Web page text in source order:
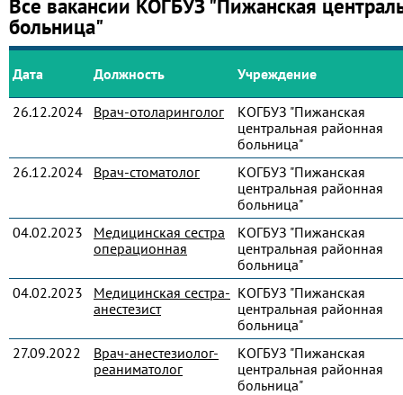
Все вакансии КОГБУЗ "Пижанская
больница"
Дата Должность Учреждение
26.12.2024 Врач-отоларинголог
КОГБУЗ "Пижанская
центральная районная
больница"
26.12.2024
Врач-стоматолог
КОГБУЗ "Пижанская
центральная районная
больница"
04.02.2023
Медицинская сестра
операционная
КОГБУЗ "Пижанская
центральная районная
больница"
04.02.2023
Медицинская сестра-
анестезист
КОГБУЗ "Пижанская
центральная районная
больница"
27.09.2022
Врач-анестезиолог-
реаниматолог
КОГБУЗ "Пижанская
центральная районная
больница"